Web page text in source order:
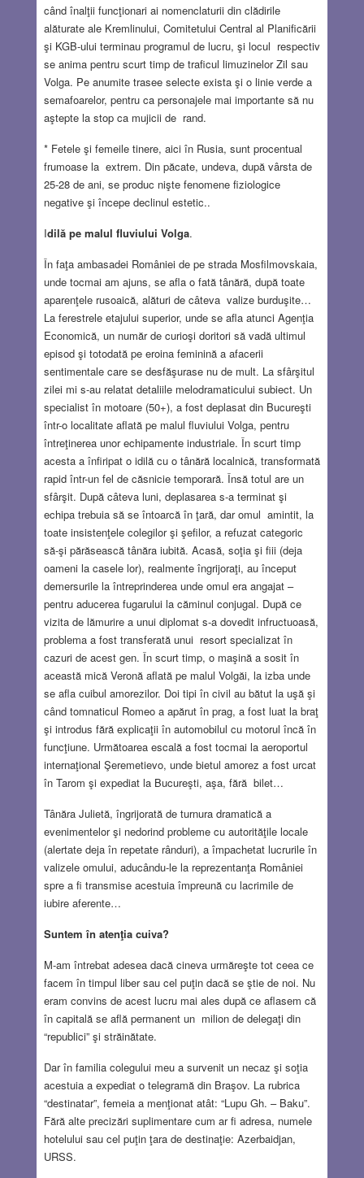
când înalţii funcţionari ai nomenclaturii din clădirile
alăturate ale Kremlinului, Comitetului Central al Planificării
şi KGB-ului terminau programul de lucru, şi locul respectiv
se anima pentru scurt timp de traficul limuzinelor Zil sau
Volga. Pe anumite trasee selecte exista şi o linie verde a
semafoarelor, pentru ca personajele mai importante să nu
aştepte la stop ca mujicii de rand.
* Fetele şi femeile tinere, aici în Rusia, sunt procentual
frumoase la extrem. Din păcate, undeva, după vârsta de
25-28 de ani, se produc nişte fenomene fiziologice
negative şi începe declinul estetic..
Idilă pe malul fluviului Volga.
În faţa ambasadei României de pe strada Mosfilmovskaia,
unde tocmai am ajuns, se afla o fată tânără, după toate
aparenţele rusoaică, alături de câteva valize burduşite…
La ferestrele etajului superior, unde se afla atunci Agenţia
Economică, un număr de curioşi doritori să vadă ultimul
episod şi totodată pe eroina feminină a afacerii
sentimentale care se desfăşurase nu de mult. La sfârşitul
zilei mi s-au relatat detaliile melodramaticului subiect. Un
specialist în motoare (50+), a fost deplasat din Bucureşti
într-o localitate aflată pe malul fluviului Volga, pentru
întreţinerea unor echipamente industriale. În scurt timp
acesta a înfiripat o idilă cu o tânără localnică, transformată
rapid într-un fel de căsnicie temporară. Însă totul are un
sfârşit. După câteva luni, deplasarea s-a terminat şi
echipa trebuia să se întoarcă în ţară, dar omul amintit, la
toate insistenţele colegilor şi şefilor, a refuzat categoric
să-şi părăsească tânăra iubită. Acasă, soţia şi fiii (deja
oameni la casele lor), realmente îngrijoraţi, au început
demersurile la întreprinderea unde omul era angajat –
pentru aducerea fugarului la căminul conjugal. După ce
vizita de lămurire a unui diplomat s-a dovedit infructuoasă,
problema a fost transferată unui resort specializat în
cazuri de acest gen. În scurt timp, o maşină a sosit în
această mică Veronă aflată pe malul Volgăi, la izba unde
se afla cuibul amorezilor. Doi tipi în civil au bătut la uşă şi
când tomnaticul Romeo a apărut în prag, a fost luat la braţ
şi introdus fără explicaţii în automobilul cu motorul încă în
funcţiune. Următoarea escală a fost tocmai la aeroportul
internaţional Şeremetievo, unde bietul amorez a fost urcat
în Tarom şi expediat la Bucureşti, aşa, fără bilet…
Tânăra Julietă, îngrijorată de turnura dramatică a
evenimentelor şi nedorind probleme cu autorităţile locale
(alertate deja în repetate rânduri), a împachetat lucrurile în
valizele omului, aducându-le la reprezentanţa României
spre a fi transmise acestuia împreună cu lacrimile de
iubire aferente…
Suntem în atenţia cuiva?
M-am întrebat adesea dacă cineva urmăreşte tot ceea ce
facem în timpul liber sau cel puţin dacă se ştie de noi. Nu
eram convins de acest lucru mai ales după ce aflasem că
în capitală se află permanent un milion de delegaţi din
“republici” şi străinătate.
Dar în familia colegului meu a survenit un necaz şi soţia
acestuia a expediat o telegramă din Braşov. La rubrica
“destinatar”, femeia a menţionat atât: “Lupu Gh. – Baku”.
Fără alte precizări suplimentare cum ar fi adresa, numele
hotelului sau cel puţin ţara de destinaţie: Azerbaidjan,
URSS.